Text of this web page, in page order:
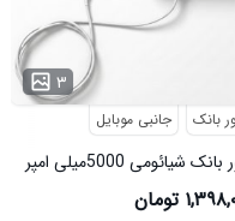
۳
بانک جانبی موبایل
پاور بانک شیائومی 5000میلی امپر
تومان